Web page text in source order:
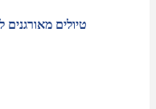
טיולים